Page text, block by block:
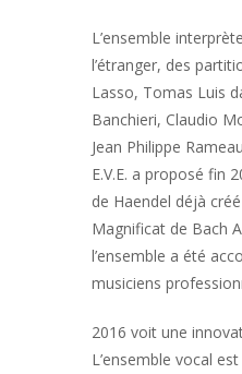
L’ensemble
l’étranger, des
Lasso, Tomas Luis
Banchieri, Claudio
Jean Philippe
E.V.E. a proposé fin
de Haendel déjà
Magnificat de Bach
l’ensemble a été
musiciens
2016 voit une
L’ensemble vocal